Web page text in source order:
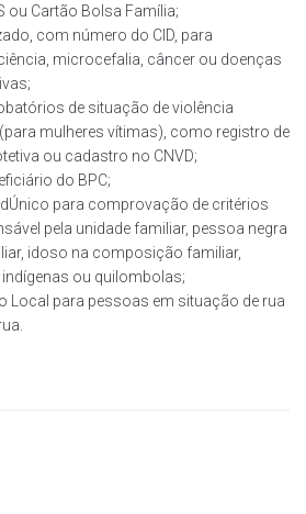
ou Cartão Bolsa Família;
com número do CID, para
microcefalia, câncer ou doenças
de situação de violência
mulheres vítimas), como registro de
ou cadastro no CNVD;
do BPC;
para comprovação de critérios
pela unidade familiar, pessoa negra
idoso na composição familiar,
ou quilombolas;
Local para pessoas em situação de rua